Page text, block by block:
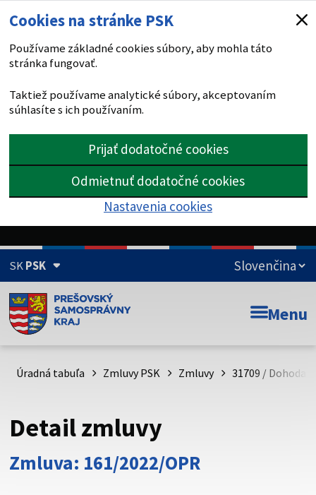
Cookies na stránke PSK
Používame základné cookies súbory, aby mohla táto
stránka fungovať.
Taktiež používame analytické súbory, akceptovaním
súhlasíte s ich používaním.
Prijať dodatočné cookies
Odmietnuť dodatočné cookies
Nastavenia cookies
SKPSK
Doména psk.sk je oficiálna
Toto je oficiálna webová stránka Prešovského
psk.sk.
Buďte pozorní a vždy sa uistite, že zdieľate informácie iba
cez zabezpečenú webovú stránku. Zabezpečená stránka
vždy začína https:// pred názvom domény webového sídla.
Menu
Úradná tabuľa Zmluvy PSK Zmluvy 31709 / Dohoda
Detail zmluvy
Zmluva: 161/2022/OPR